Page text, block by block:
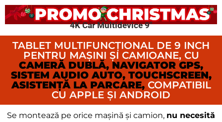
4K Car Multidevice 9″
TABLET MULTIFUNCȚIONAL DE 9 INCH
PENTRU MAȘINI ȘI CAMIOANE, CU
CAMERĂ DUBLĂ, NAVIGATOR GPS,
SISTEM AUDIO AUTO, TOUCHSCREEN,
ASISTENȚĂ LA PARCARE, COMPATIBIL
CU APPLE ȘI ANDROID
Se montează pe orice mașină și camion, nu necesită